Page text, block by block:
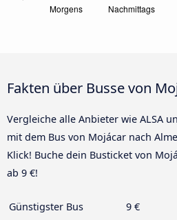
Fakten über Busse von
Vergleiche alle Anbieter wie ALSA
mit dem Bus von Mojácar nach
Klick! Buche dein Busticket von
ab 9 €!
Günstigster Bus
9 €